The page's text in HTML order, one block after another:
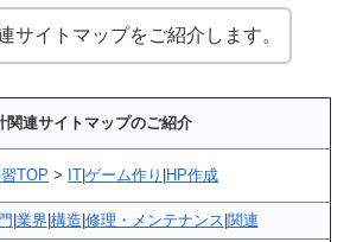
サイトマップをご紹介します。
関連サイトマップのご紹介
TOP > IT ゲーム作り HP作成
業界 構造 修理・メンテナンス 関連